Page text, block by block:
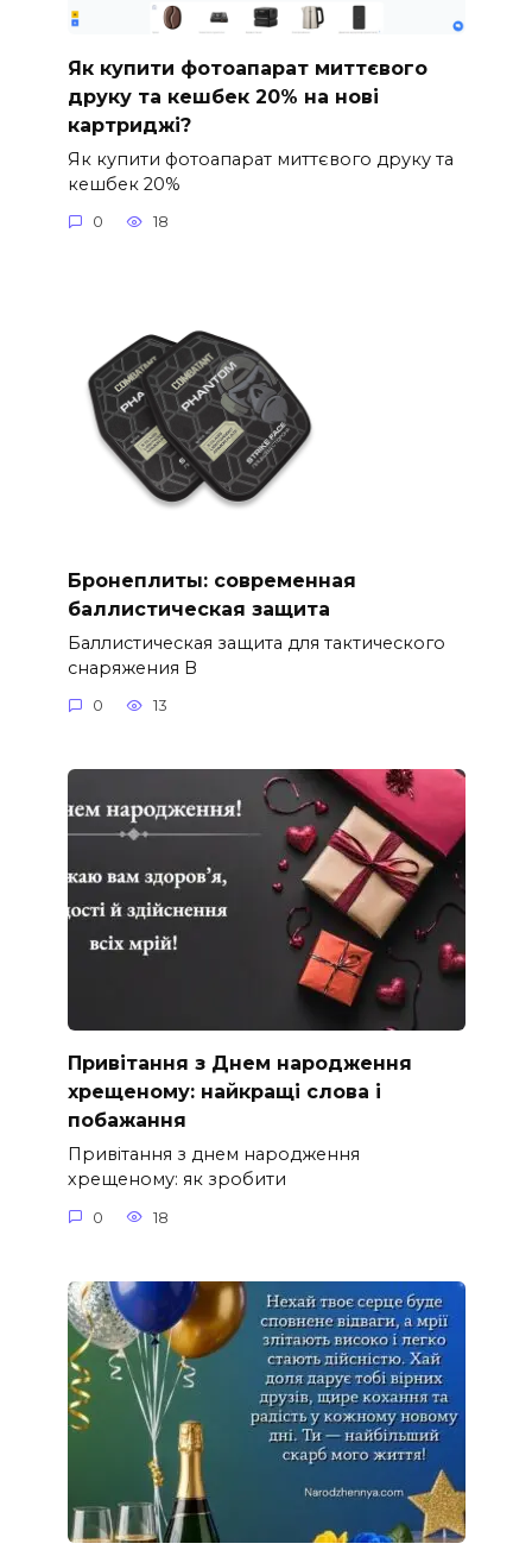
Як купити фотоапарат миттєвого
друку та кешбек 20% на нові
картриджі?
Як купити фотоапарат миттєвого друку та
кешбек 20%
0 18
Бронеплиты: современная
баллистическая защита
Баллистическая защита для тактического
снаряжения В
0 13
Привітання з Днем народження
хрещеному: найкращі слова і
побажання
Привітання з днем народження
хрещеному: як зробити
0 18